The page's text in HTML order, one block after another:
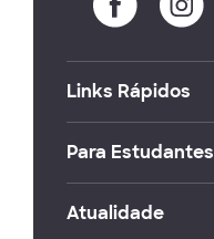
Links Rápidos
Para Estudantes
Atualidade